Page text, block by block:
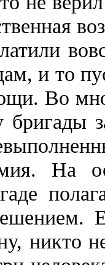
и то
Во
бригады
На
никто